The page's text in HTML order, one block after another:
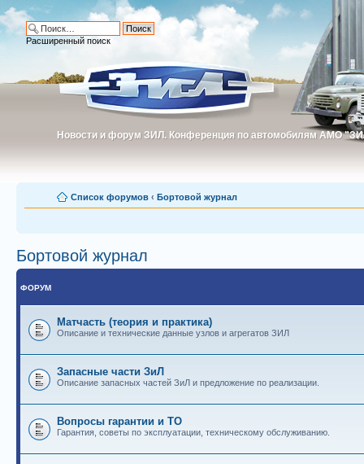
Новости и форум ЗИЛ. Конференция по автомобилям АМО
Новости и форум ЗИЛ. Конференция по автомобилям АМО
Расширенный поиск
Список форумов ‹ Бортовой журнал
Бортовой журнал
ФОРУМ
Матчасть (теория и практика)
Описание и технические данные узлов и агрегатов ЗИЛ
Запасные части ЗиЛ
Описание запасных частей ЗиЛ и предложение по реализации.
Вопросы гарантии и ТО
Гарантия, советы по эксплуатации, техническому обслуживанию.